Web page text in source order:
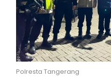
Polresta Tangerang